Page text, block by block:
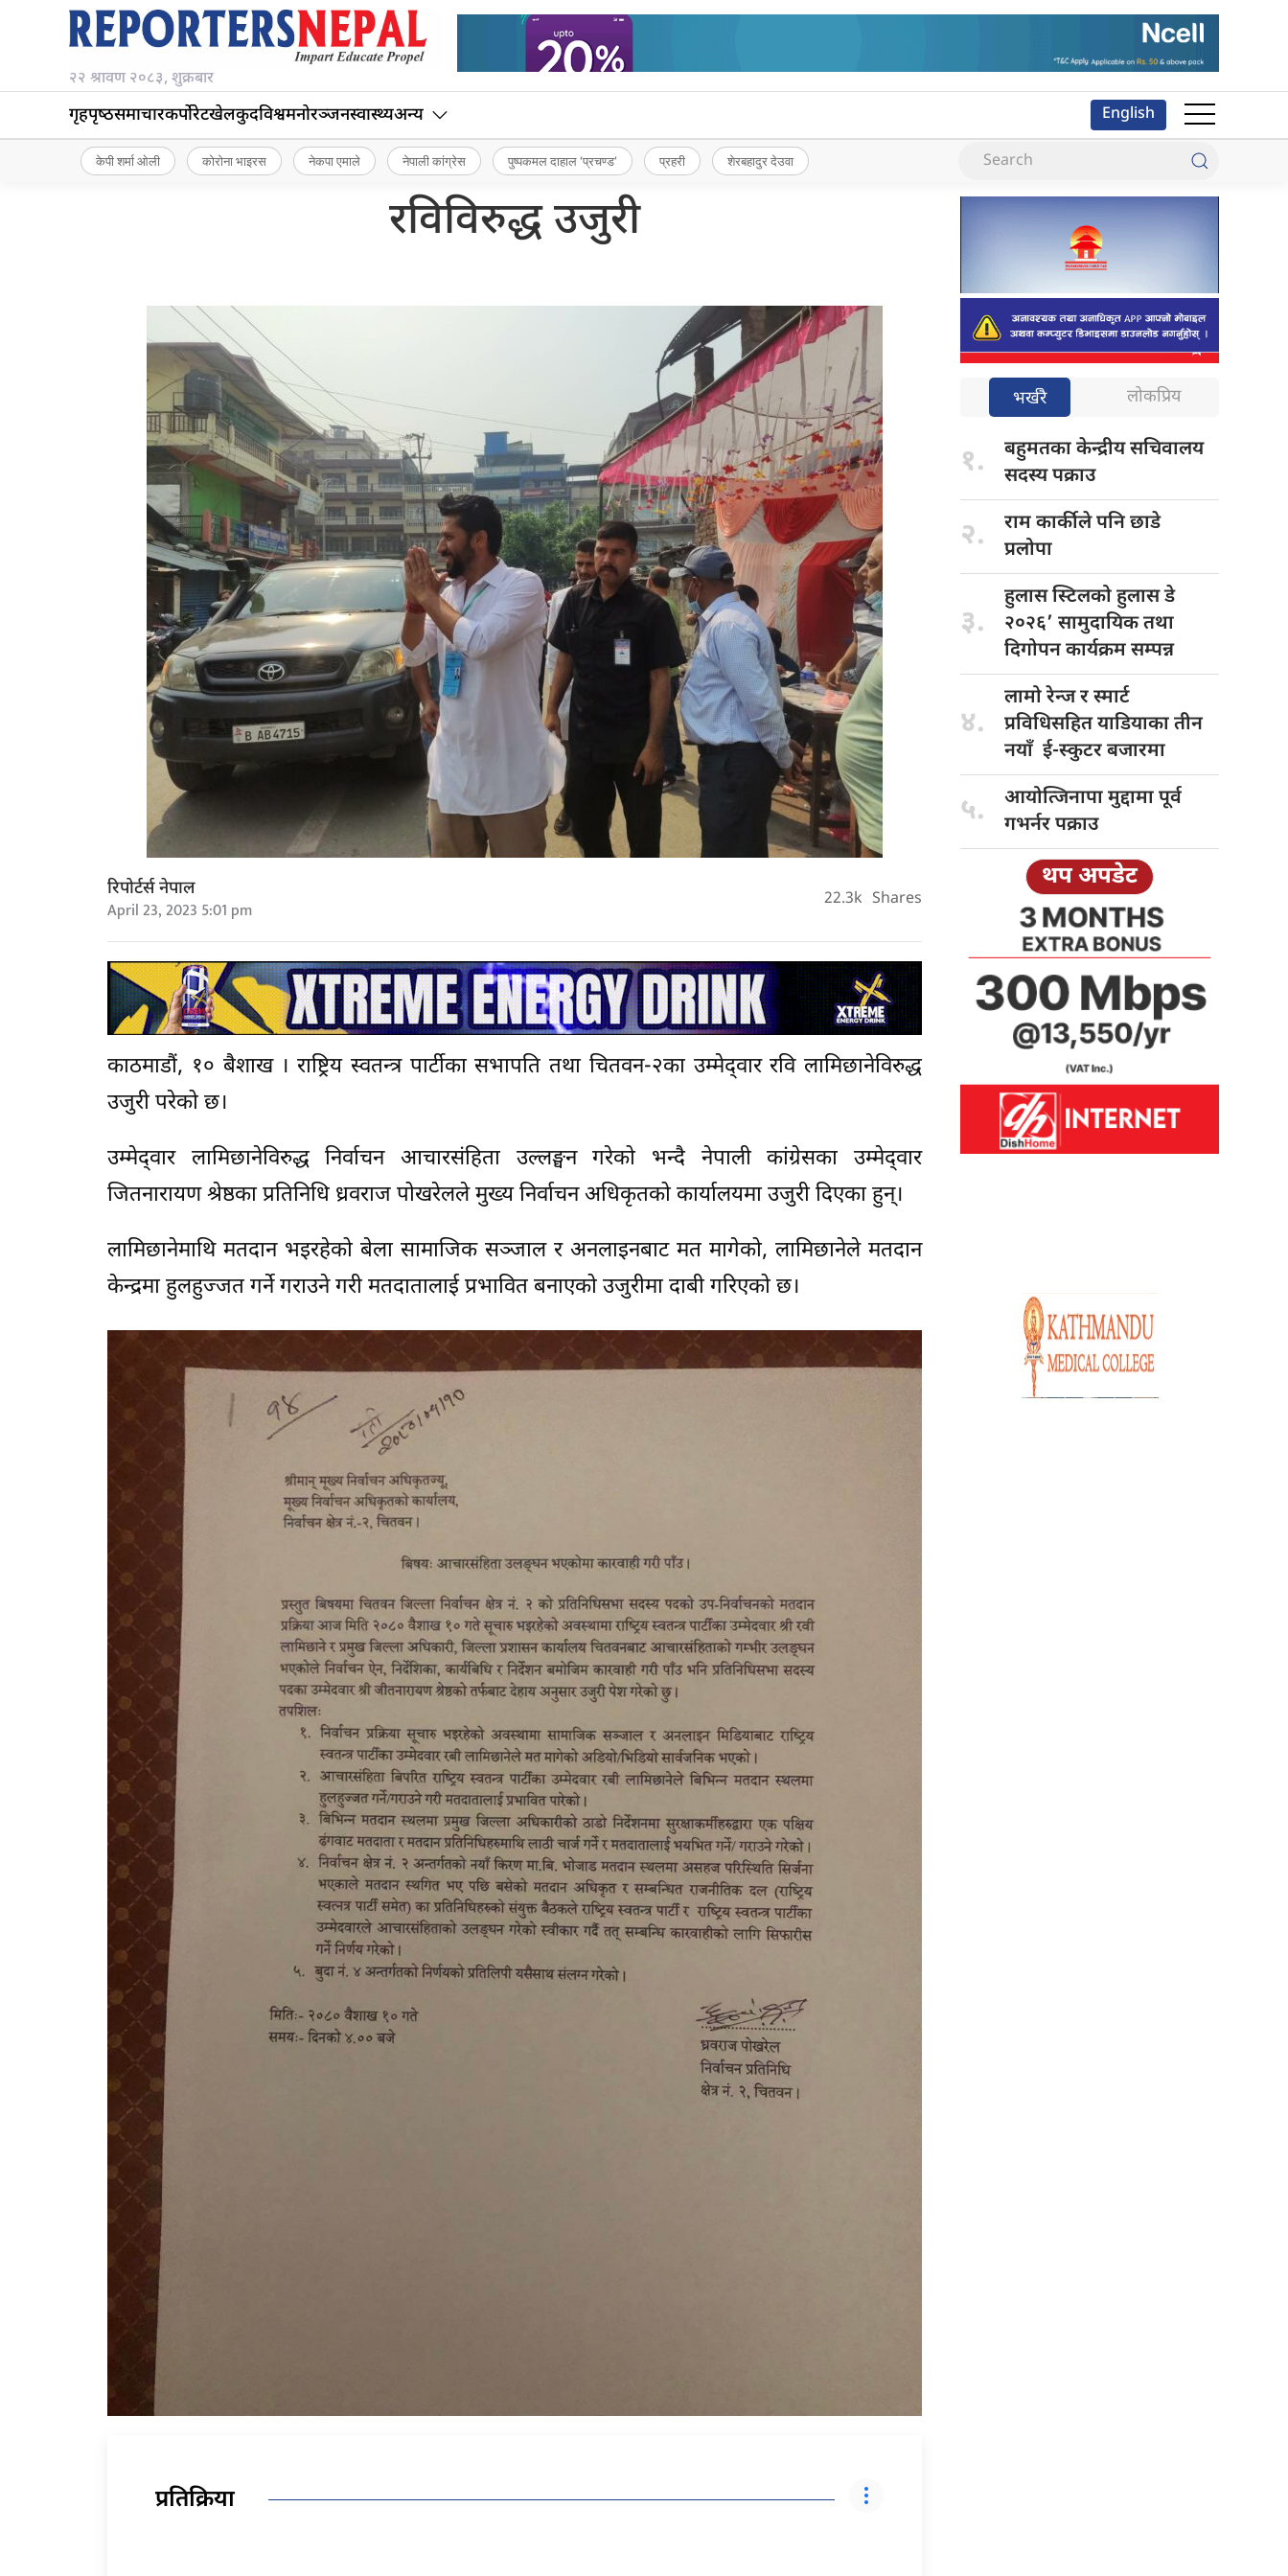
२२ श्रावण २०८३, शुक्रबार
गृहपृष्‍ठसमाचारकर्पोरेटखेलकुदविश्वमनोरञ्जनस्वास्थ्यअन्य English
केपी शर्मा ओली कोरोना भाइरस नेकपा एमाले नेपाली कांग्रेस पुष्पकमल दाहाल ‘प्रचण्ड’ प्रहरी शेरबहादुर देउवा
रविविरुद्ध उजुरी
रिपोर्टर्स नेपाल
April 23, 2023 5:01 pm 22.3k Shares
काठमाडौं, १० बैशाख । राष्ट्रिय स्वतन्त्र पार्टीका सभापति तथा चितवन-२का उम्मेद्‍वार रवि लामिछानेविरुद्ध
उजुरी परेको छ।
उम्मेद्‍वार लामिछानेविरुद्ध निर्वाचन आचारसंहिता उल्लङ्घन गरेको भन्दै नेपाली कांग्रेसका उम्मेद्‍वार
जितनारायण श्रेष्ठका प्रतिनिधि ध्रवराज पोखरेलले मुख्य निर्वाचन अधिकृतको कार्यालयमा उजुरी दिएका हुन्।
लामिछानेमाथि मतदान भइरहेको बेला सामाजिक सञ्जाल र अनलाइनबाट मत मागेको, लामिछानेले मतदान
केन्द्रमा हुलहुज्जत गर्ने गराउने गरी मतदातालाई प्रभावित बनाएको उजुरीमा दाबी गरिएको छ।
प्रतिक्रिया
भर्खरै लोकप्रिय
१. बहुमतका केन्द्रीयसचिवालय
सदस्य पक्राउ
२. राम कार्कीलेपनि छाडे
प्रलोपा
३.
हुलास स्टिलकोहुलास डे
२०२६’ सामुदायिक तथा
दिगोपन कार्यक्रम सम्पन्न
४.
लामो रेन्जर स्मार्ट
प्रविधिसहित याडियाका तीन
नयाँ ई-स्कुटर बजारमा
५. आयोत्जिनापा मुद्दामापूर्व
गभर्नर पक्राउ
थप अपडेट